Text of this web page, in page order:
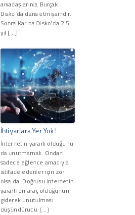
arkadaşlarınla Burçak
Disko'da dans etmişsindir.
Sonra Karina Disko'da 2.5
yıl […]
İhtiyarlara Yer Yok!
İnternetin yararlı olduğunu
da unutmamalı. Ondan
sadece eğlence amacıyla
istifade edenler için zor
olsa da. Doğrusu internetin
yararlı bir araç olduğunun
giderek unutulması
düşündürücü. […]